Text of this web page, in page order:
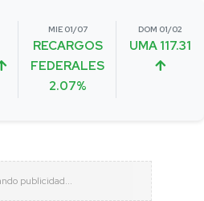
MIE 01/07
RECARGOS
FEDERALES
2.07%
DOM 01/02
UMA 117.31